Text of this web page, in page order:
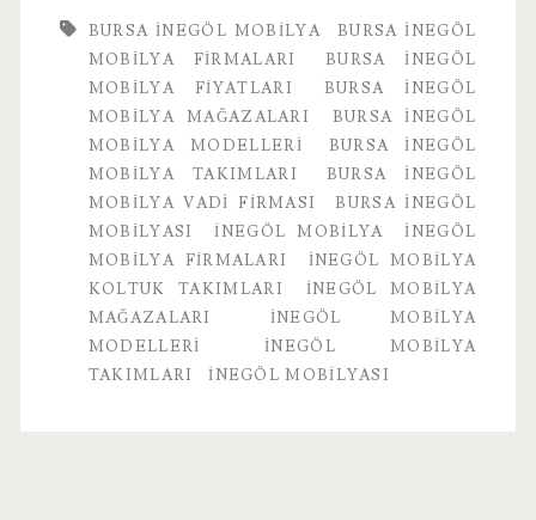
Firması
BURSA INEGÖL MOBILYA
BURSA İNEGÖL
MOBILYA FIRMALARI
BURSA İNEGÖL
MOBILYA FIYATLARI
BURSA İNEGÖL
MOBILYA MAĞAZALARI
BURSA İNEGÖL
MOBILYA MODELLERI
BURSA İNEGÖL
MOBILYA TAKIMLARI
BURSA İNEGÖL
MOBILYA VADI FIRMASI
BURSA İNEGÖL
MOBILYASI
INEGÖL MOBILYA
INEGÖL
MOBILYA FIRMALARI
İNEGÖL MOBILYA
KOLTUK TAKIMLARI
İNEGÖL MOBILYA
MAĞAZALARI
İNEGÖL MOBILYA
MODELLERI
İNEGÖL MOBILYA
TAKIMLARI
INEGÖL MOBILYASI